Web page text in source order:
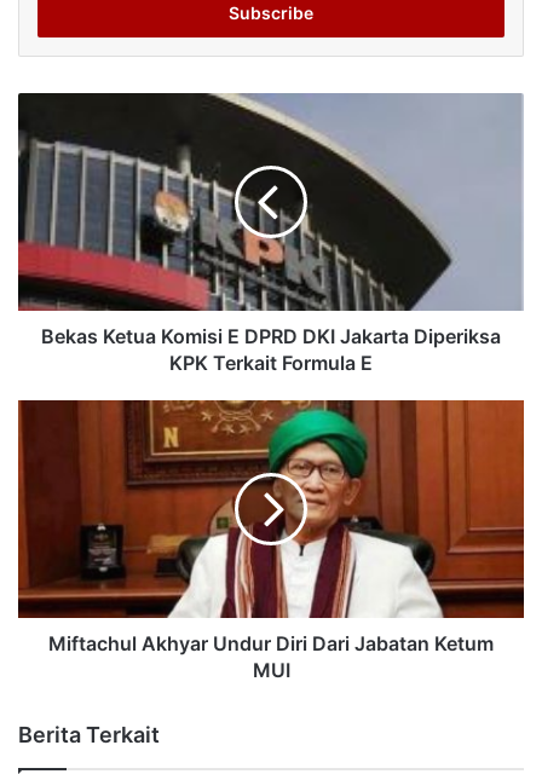
Bekas Ketua Komisi E DPRD DKI Jakarta Diperiksa
KPK Terkait Formula E
Miftachul Akhyar Undur Diri Dari Jabatan Ketum
MUI
Berita Terkait